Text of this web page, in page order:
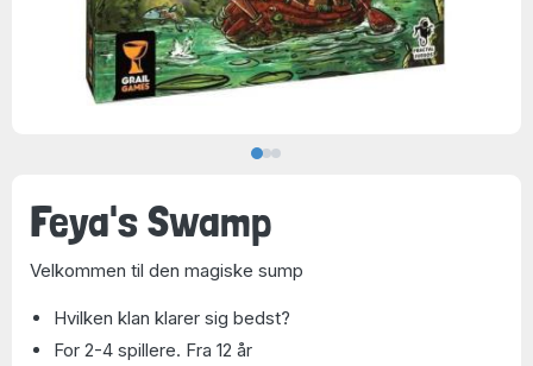
Feya's Swamp
Velkommen til den magiske sump
Hvilken klan klarer sig bedst?
For 2-4 spillere. Fra 12 år